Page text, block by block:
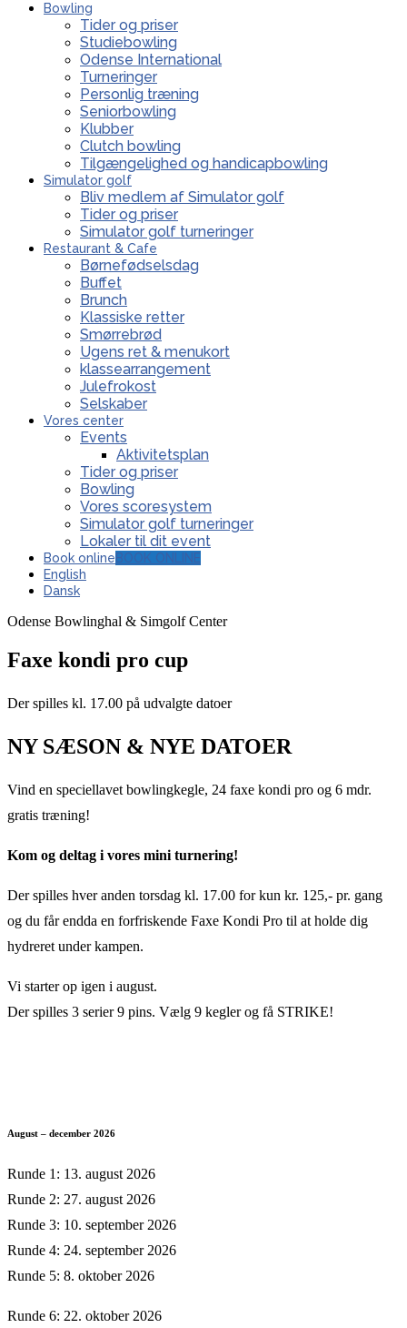
Bowling
Tider og priser
Studiebowling
Odense International
Turneringer
Personlig træning
Seniorbowling
Klubber
Clutch bowling
Tilgængelighed og handicapbowling
Simulator golf
Bliv medlem af Simulator golf
Tider og priser
Simulator golf turneringer
Restaurant & Cafe
Børnefødselsdag
Buffet
Brunch
Klassiske retter
Smørrebrød
Ugens ret & menukort
klassearrangement
Julefrokost
Selskaber
Vores center
Events
Aktivitetsplan
Tider og priser
Bowling
Vores scoresystem
Simulator golf turneringer
Lokaler til dit event
Book onlineBOOK ONLINE
English
Dansk
Odense Bowlinghal & Simgolf Center
Faxe kondi pro cup
Der spilles kl. 17.00 på udvalgte datoer
NY SÆSON & NYE DATOER
Vind en speciellavet bowlingkegle, 24 faxe kondi pro og 6 mdr.
gratis træning!
Kom og deltag i vores mini turnering!
Der spilles hver anden torsdag kl. 17.00 for kun kr. 125,- pr. gang
og du får endda en forfriskende Faxe Kondi Pro til at holde dig
hydreret under kampen.
Vi starter op igen i august.
Der spilles 3 serier 9 pins. Vælg 9 kegler og få STRIKE!
August – december 2026
Runde 1: 13. august 2026
Runde 2: 27. august 2026
Runde 3: 10. september 2026
Runde 4: 24. september 2026
Runde 5: 8. oktober 2026
Runde 6: 22. oktober 2026